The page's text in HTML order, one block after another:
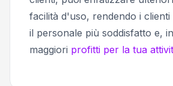
facilità d'uso, rendendo i clienti
il personale più soddisfatto e,
maggiori profitti per la tua